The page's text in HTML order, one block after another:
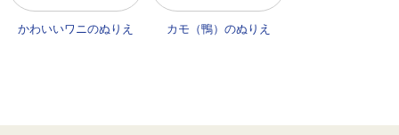
かわいいワニのぬりえ カモ（鴨）のぬりえ